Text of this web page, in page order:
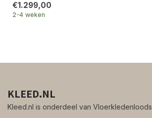
€1.299,00
2-4 weken
KLEED.NL
Kleed.nl is onderdeel van Vloerkledenloods